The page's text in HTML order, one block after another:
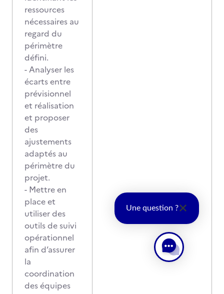
ressources
nécessaires au
regard du
périmètre
défini.
- Analyser les
écarts entre
prévisionnel
et réalisation
et proposer
des
ajustements
adaptés au
périmètre du
projet.
- Mettre en
place et
utiliser des
outils de suivi
opérationnel
afin d’assurer
la
coordination
des équipes
Une question ?